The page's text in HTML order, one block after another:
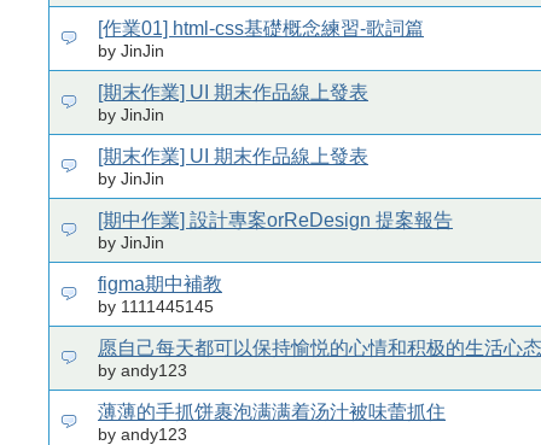
[作業01] html-css基礎概念練習-歌詞篇
by JinJin
[期末作業] UI 期末作品線上發表
by JinJin
[期末作業] UI 期末作品線上發表
by JinJin
[期中作業] 設計專案orReDesign 提案報告
by JinJin
figma期中補教
by 1111445145
愿自己每天都可以保持愉悦的心情和积极的生活心态
by andy123
薄薄的手抓饼裹泡满满着汤汁被味蕾抓住
by andy123